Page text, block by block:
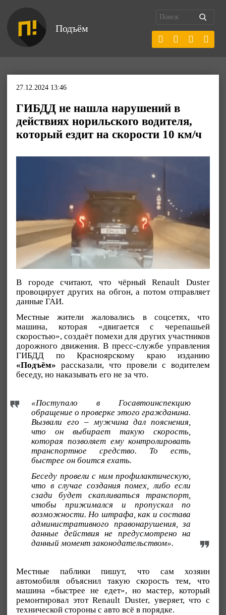
Подъём
27.12.2024 13:46
ГИБДД не нашла нарушений в
действиях норильского водителя,
который ездит на скорости 10 км/ч
В городе считают, что чёрный Renault Duster
провоцирует других на обгон, а потом отправляет
данные ГАИ.
Местные жители жаловались в соцсетях, что
машина, которая «двигается с черепашьей
скоростью», создаёт помехи для других участников
дорожного движения. В пресс-службе управления
ГИБДД по Красноярскому краю изданию
«Подъём» рассказали, что провели с водителем
беседу, но наказывать его не за что.
«Поступало в Госавтоинспекцию
обращение о проверке этого гражданина.
Вызвали его – мужчина дал пояснения,
что он выбирает такую скорость,
которая позволяет ему контролировать
транспортное средство. То есть,
быстрее он боится ехать.
Беседу провели с ним профилактическую,
что в случае создания помех, либо если
сзади будет скапливаться транспорт,
чтобы прижимался и пропускал по
возможности. Но штрафа, как и состава
административного правонарушения, за
данные действия не предусмотрено на
данный момент законодательством».
Местные паблики пишут, что сам хозяин
автомобиля объяснил такую скорость тем, что
машина «быстрее не едет», но мастер, который
ремонтировал этот Renault Duster, уверяет, что с
технической стороны с авто всё в порядке.